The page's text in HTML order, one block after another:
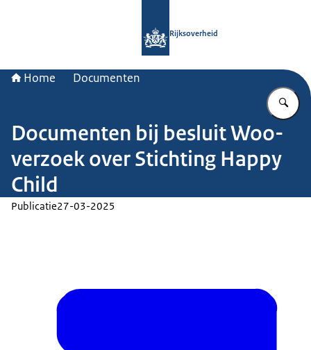
Rijksoverheid
Home Documenten
Documenten bij besluit Woo-
verzoek over Stichting Happy
Child
Publicatie27-03-2025